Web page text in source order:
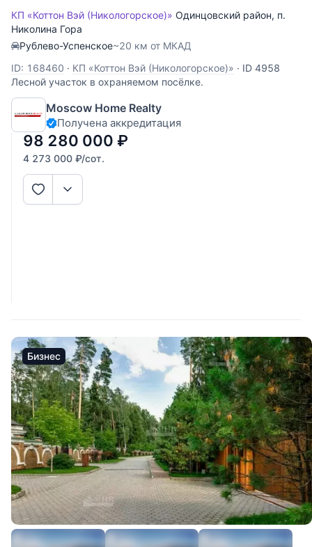
КП «Коттон Вэй (Никологорское)» Одинцовский район, п.
Николина Гора
Рублево-Успенское~20 км от МКАД
ID: 168460 · КП «Коттон Вэй (Никологорское)» · ID 4958
Лесной участок в охраняемом посёлке.
Moscow Home Realty
Получена аккредитация
98 280 000 ₽
4 273 000 ₽/сот.
Бизнес